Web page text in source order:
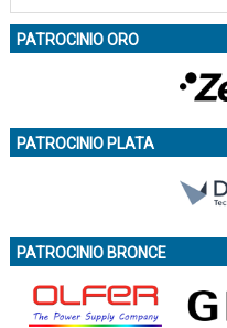
PATROCINIO ORO
PATROCINIO PLATA
PATROCINIO BRONCE